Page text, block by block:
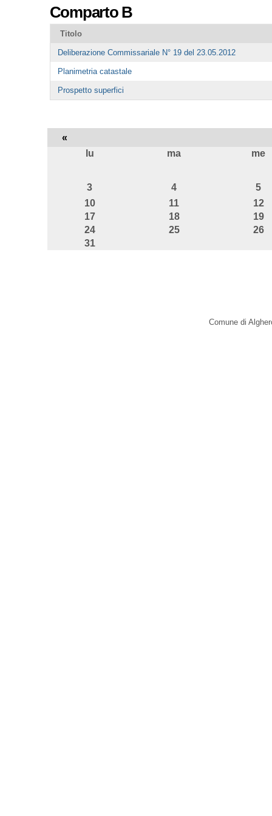
Comparto B
Titolo
Deliberazione Commissariale N° 19 del 23.05.2012
Planimetria catastale
Prospetto superfici
«
lu ma me
3 4
5
10
11
12
17
18
19
24
25
26
31
Comune di